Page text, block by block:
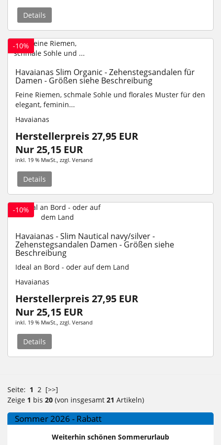
Details
-10%
Havaianas Slim Organic - Zehenstegsandalen für
Damen - Größen siehe Beschreibung
Feine Riemen, schmale Sohle und florales Muster für den
elegant, feminin...
Havaianas
Herstellerpreis 27,95 EUR
Nur 25,15 EUR
inkl. 19 % MwSt. , zzgl. Versand
Details
-10%
Havaianas - Slim Nautical navy/silver -
Zehenstegsandalen Damen - Größen siehe
Beschreibung
Ideal an Bord - oder auf dem Land
Havaianas
Herstellerpreis 27,95 EUR
Nur 25,15 EUR
inkl. 19 % MwSt. , zzgl. Versand
Details
Seite: 1 2 [>>]
Zeige 1 bis 20 (von insgesamt 21 Artikeln)
Sommer 2026 - Rabatt
Weiterhin schönen Sommerurlaub